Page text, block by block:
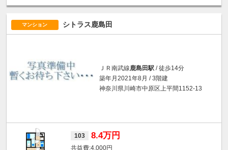
マンション シトラス鹿島田
ＪＲ南武線鹿島田駅 / 徒歩14分
築年月2021年8月 / 3階建
神奈川県川崎市中原区上平間1152-13
103 8.4万円
4,000円